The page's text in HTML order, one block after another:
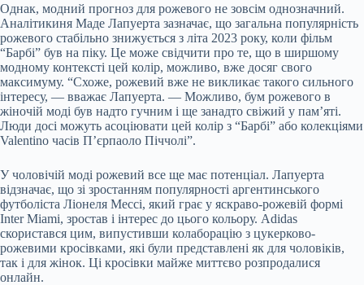
Однак, модний прогноз для рожевого не зовсім однозначний.
Аналітикиня Маде Лапуерта зазначає, що загальна популярність
рожевого стабільно знижується з літа 2023 року, коли фільм
“Барбі” був на піку. Це може свідчити про те, що в ширшому
модному контексті цей колір, можливо, вже досяг свого
максимуму. “Схоже, рожевий вже не викликає такого сильного
інтересу, — вважає Лапуерта. — Можливо, бум рожевого в
жіночій моді був надто гучним і ще занадто свіжий у пам’яті.
Люди досі можуть асоціювати цей колір з “Барбі” або колекціями
Valentino часів П’єрпаоло Піччолі”.
У чоловічій моді рожевий все ще має потенціал. Лапуерта
відзначає, що зі зростанням популярності аргентинського
футболіста Ліонеля Мессі, який грає у яскраво-рожевій формі
Inter Miami, зростав і інтерес до цього кольору. Adidas
скористався цим, випустивши колаборацію з цукерково-
рожевими кросівками, які були представлені як для чоловіків,
так і для жінок. Ці кросівки майже миттєво розпродалися
онлайн.